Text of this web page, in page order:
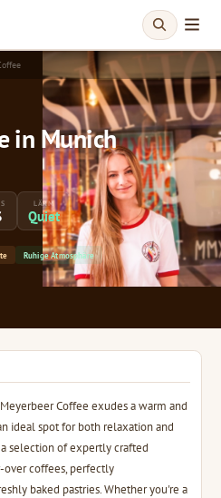
in Munich
LÄRM
Quiet
Ruhige Atmosphäre
Coffee exudes a warm and
ideal spot for both relaxation and
selection of expertly crafted
over coffees, perfectly
baked pastries. Whether you're a